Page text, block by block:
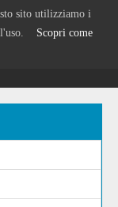
sito utilizziamo i
l'uso. Scopri come